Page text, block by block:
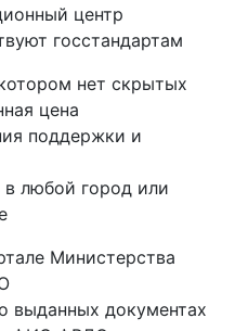
центр
госстандартам
нет скрытых
цена
поддержки и
любой город или
Министерства
документах